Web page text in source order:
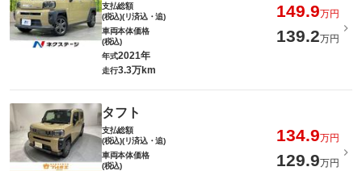
支払総額
(税込)(リ済込・追)
149.9万円
車両本体価格
(税込)
139.2万円
年式2021年
走行3.3万km
タフト
支払総額
(税込)(リ済込・追)
134.9万円
車両本体価格
(税込)
129.9万円